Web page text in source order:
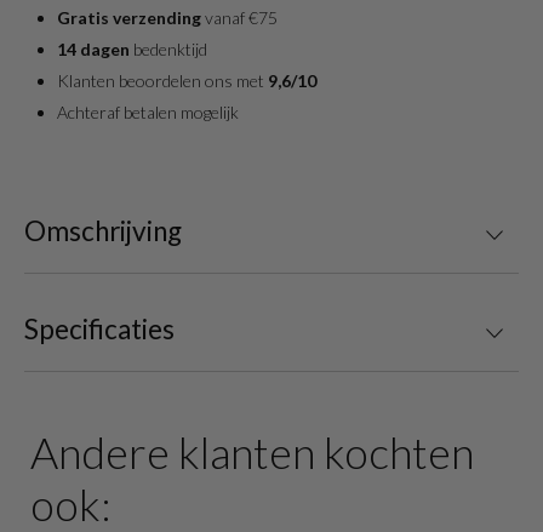
Gratis verzendingvanaf €75
14 dagen bedenktijd
Klanten beoordelen ons met 9,6/10
Achteraf betalen mogelijk
Omschrijving
Specificaties
Andere klanten kochten
ook: